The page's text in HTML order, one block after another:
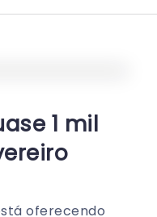
1 mil
oferecendo